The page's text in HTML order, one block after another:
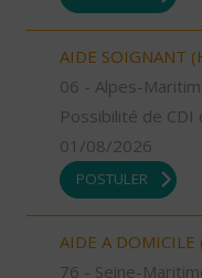
AIDE SOIGNANT
06 - Alpes-
Possibilité de CDI
01/08/2026
POSTULER
AIDE A DOMICILE
76 - Seine-